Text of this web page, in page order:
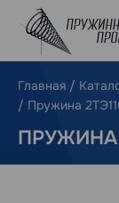
Главная /
/ Пружина
ПРУЖИНА